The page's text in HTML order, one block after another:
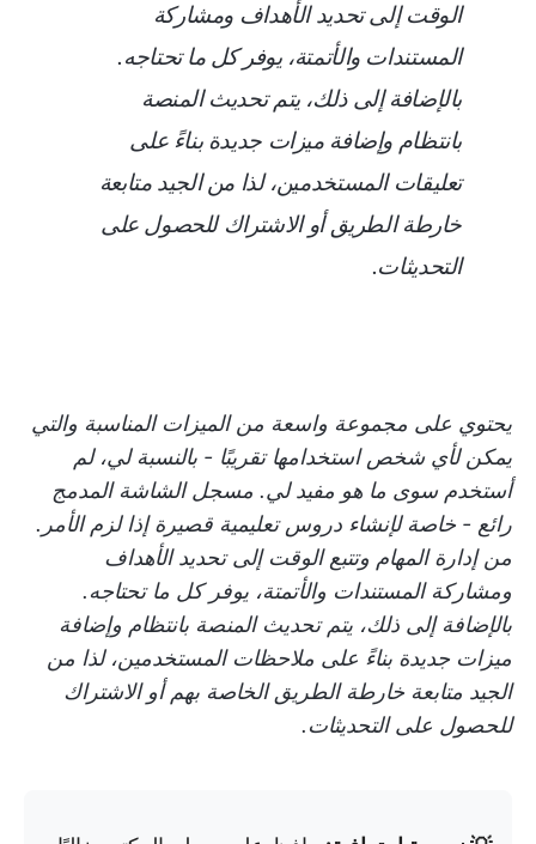
الوقت إلى تحديد الأهداف ومشاركة
المستندات والأتمتة، يوفر كل ما تحتاجه.
بالإضافة إلى ذلك، يتم تحديث المنصة
بانتظام وإضافة ميزات جديدة بناءً على
تعليقات المستخدمين، لذا من الجيد متابعة
خارطة الطريق أو الاشتراك للحصول على
التحديثات.
يحتوي على مجموعة واسعة من الميزات المناسبة والتي
يمكن لأي شخص استخدامها تقريبًا - بالنسبة لي، لم
أستخدم سوى ما هو مفيد لي. مسجل الشاشة المدمج
رائع - خاصة لإنشاء دروس تعليمية قصيرة إذا لزم الأمر.
من إدارة المهام وتتبع الوقت إلى تحديد الأهداف
ومشاركة المستندات والأتمتة، يوفر كل ما تحتاجه.
بالإضافة إلى ذلك، يتم تحديث المنصة بانتظام وإضافة
ميزات جديدة بناءً على ملاحظات المستخدمين، لذا من
الجيد متابعة خارطة الطريق الخاصة بهم أو الاشتراك
للحصول على التحديثات.